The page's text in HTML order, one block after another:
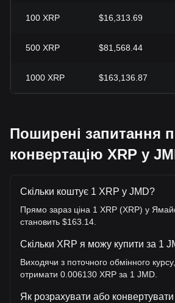
100 XRP $16,313.69
500 XRP $81,568.44
1000 XRP $163,136.87
Поширені запитання
конвертацію XRP у
Скільки коштує 1 XRP у JMD?
Прямо зараз ціна 1 XRP (XRP) у
становить $163.14.
Скільки XRP я можу купити за 1
Виходячи з поточного обмінного
отримати 0.006130 XRP за 1 JMD.
Як розрахувати або